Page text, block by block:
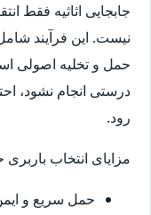
جابجایی اثاثیه فقط
نیست. این فرآیند
حمل و تخلیه اصولی
درستی انجام نشود،
رود.
مزایای انتخاب
حمل سریع و